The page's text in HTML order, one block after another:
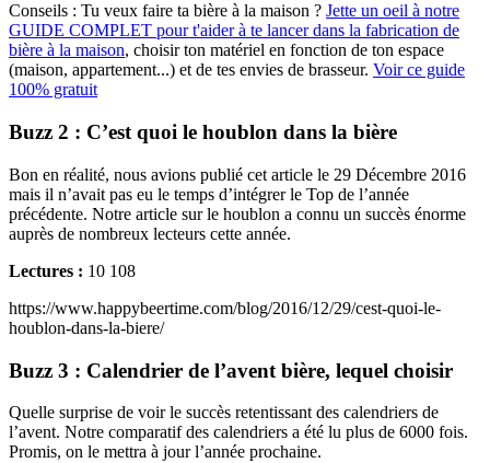
Conseils : Tu veux faire ta bière à la maison ? Jette un oeil à notre
GUIDE COMPLET pour t'aider à te lancer dans la fabrication de
bière à la maison, choisir ton matériel en fonction de ton espace
(maison, appartement...) et de tes envies de brasseur. Voir ce guide
100% gratuit
Buzz 2 : C’est quoi le houblon dans la bière
Bon en réalité, nous avions publié cet article le 29 Décembre 2016
mais il n’avait pas eu le temps d’intégrer le Top de l’année
précédente. Notre article sur le houblon a connu un succès énorme
auprès de nombreux lecteurs cette année.
Lectures : 10 108
https://www.happybeertime.com/blog/2016/12/29/cest-quoi-le-
houblon-dans-la-biere/
Buzz 3 : Calendrier de l’avent bière, lequel choisir
Quelle surprise de voir le succès retentissant des calendriers de
l’avent. Notre comparatif des calendriers a été lu plus de 6000 fois.
Promis, on le mettra à jour l’année prochaine.